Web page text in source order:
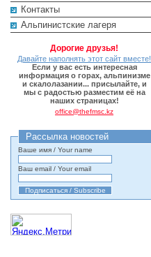
Контакты
Альпинистские лагеря
Дорогие друзья!
Давайте наполнять этот сайт вместе!
Если у вас есть интересная
информация о горах, альпинизме
и скалолазании... присылайте, и
мы с радостью разместим её на
наших страницах!
office@thefmsc.kz
Рассылка новостей
Ваше имя / Your name
Ваш email / Your email